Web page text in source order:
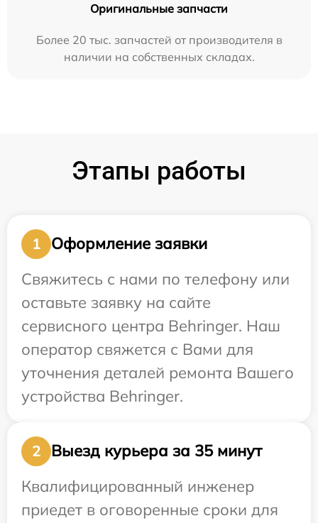
Оригинальные запчасти
Более 20 тыс. запчастей от производителя в
наличии на собственных складах.
Этапы работы
1
Оформление заявки
Свяжитесь с нами по телефону или
оставьте заявку на сайте
сервисного центра Behringer. Наш
оператор свяжется с Вами для
уточнения деталей ремонта Вашего
устройства Behringer.
2
Выезд курьера за 35 минут
Квалифицированный инженер
приедет в оговоренные сроки для